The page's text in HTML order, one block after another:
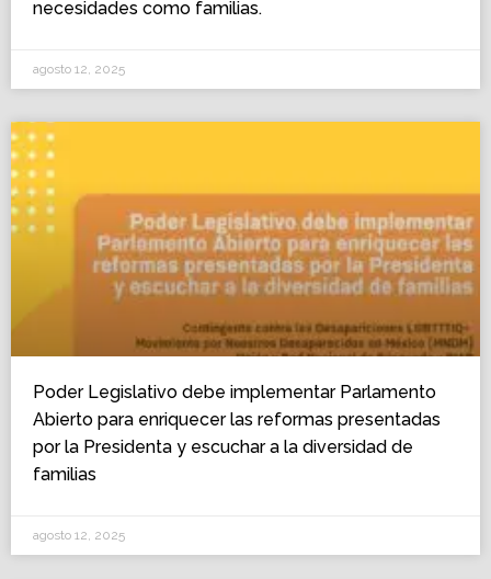
necesidades como familias.
agosto 12, 2025
Poder Legislativo debe implementar Parlamento
Abierto para enriquecer las reformas presentadas
por la Presidenta y escuchar a la diversidad de
familias​
agosto 12, 2025